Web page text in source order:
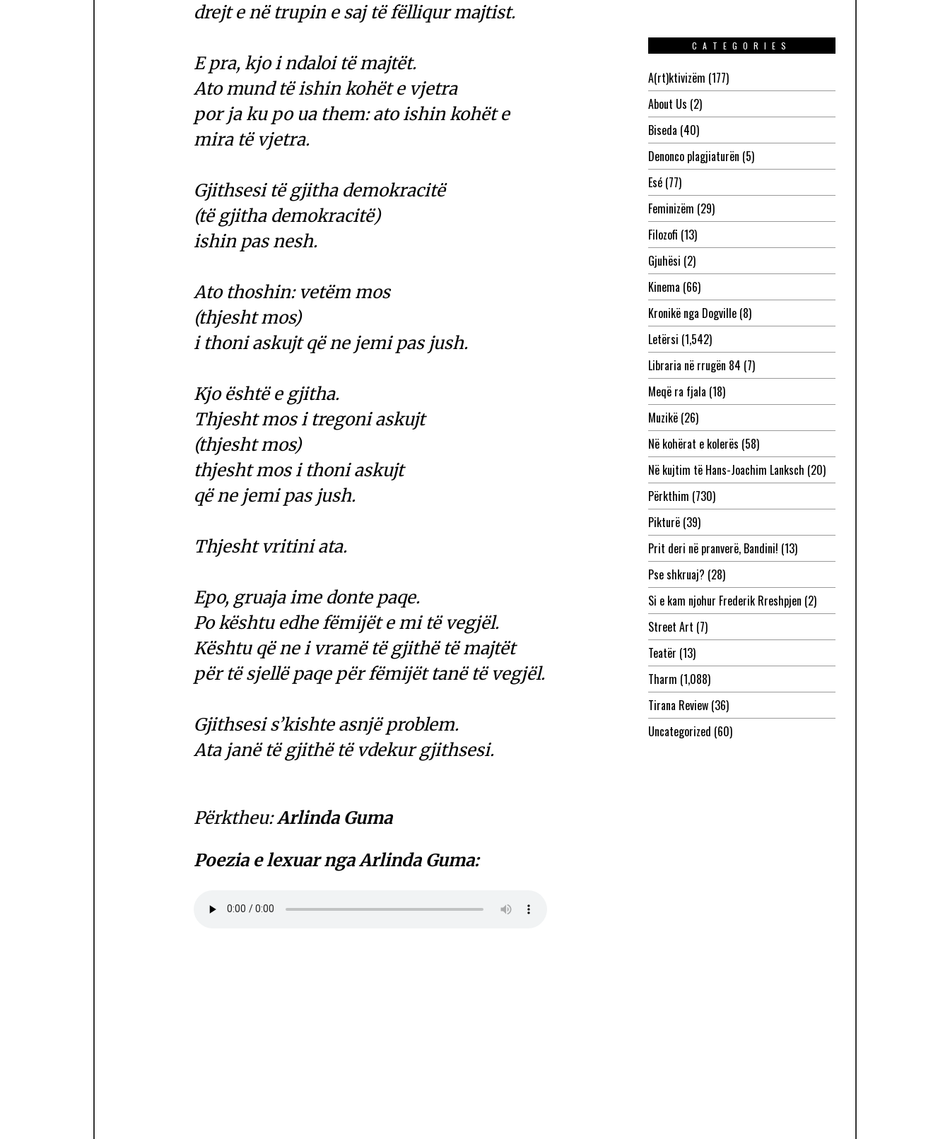
drejt e në trupin e saj të fëlliqur majtist.
E pra, kjo i ndaloi të majtët.
Ato mund të ishin kohët e vjetra
por ja ku po ua them: ato ishin kohët e
mira të vjetra.
Gjithsesi të gjitha demokracitë
(të gjitha demokracitë)
ishin pas nesh.
Ato thoshin: vetëm mos
(thjesht mos)
i thoni askujt që ne jemi pas jush.
Kjo është e gjitha.
Thjesht mos i tregoni askujt
(thjesht mos)
thjesht mos i thoni askujt
që ne jemi pas jush.
Thjesht vritini ata.
Epo, gruaja ime donte paqe.
Po kështu edhe fëmijët e mi të vegjël.
Kështu që ne i vramë të gjithë të majtët
për të sjellë paqe për fëmijët tanë të vegjël.
Gjithsesi s’kishte asnjë problem.
Ata janë të gjithë të vdekur gjithsesi.
Përktheu:Arlinda Guma
Poezia e lexuar nga Arlinda Guma:
CATEGORIES
A(rt)ktivizëm (177)
About Us (2)
Biseda (40)
Denonco plagjiaturën (5)
Esé(77)
Feminizëm (29)
Filozofi (13)
Gjuhësi (2)
Kinema (66)
Kronikë nga Dogville(8)
Letërsi (1,542)
Libraria në rrugën 84 (7)
Meqë ra fjala (18)
Muzikë(26)
Në kohërat e kolerës (58)
Në kujtim të Hans-Joachim Lanksch (20)
Përkthim (730)
Pikturë(39)
Prit deri në pranverë, Bandini! (13)
Pse shkruaj? (28)
Si e kam njohur Frederik Rreshpjen (2)
Street Art (7)
Teatër (13)
Tharm (1,088)
Tirana Review(36)
Uncategorized (60)